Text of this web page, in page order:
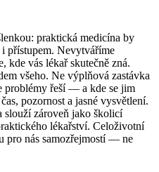
praktická medicína by
přístupem. Nevytváříme
kde vás lékař skutečně zná.
všeho. Ne výplňová zastávka
problémy řeší — a kde se jim
pozornost a jasné vysvětlení.
slouží zároveň jako školicí
lékařství. Celoživotní
pro nás samozřejmostí — ne